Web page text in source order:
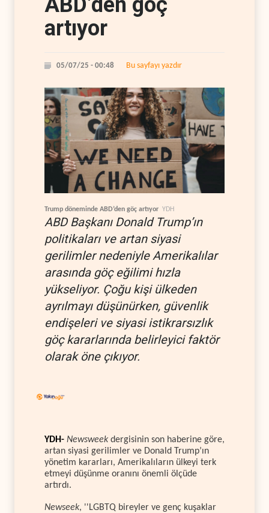
artıyor
05/07/25 - 00:48 Bu sayfayı yazdır
Trump döneminde ABD’den göç artıyor YDH
ABD Başkanı Donald Trump’ın
politikaları ve artan siyasi
gerilimler nedeniyle Amerikalılar
arasında göç eğilimi hızla
yükseliyor. Çoğu kişi ülkeden
ayrılmayı düşünürken, güvenlik
endişeleri ve siyasi istikrarsızlık
göç kararlarında belirleyici faktör
olarak öne çıkıyor.
YDH- Newsweek dergisinin son haberine göre,
artan siyasi gerilimler ve Donald Trump’ın
yönetim kararları, Amerikalıların ülkeyi terk
etmeyi düşünme oranını önemli ölçüde
artırdı.
Newseek, ''LGBTQ bireyler ve genç kuşaklar